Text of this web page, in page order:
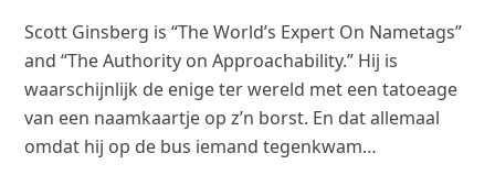
Scott Ginsberg is “The World’s Expert On Nametags”
and “The Authority on Approachability.” Hij is
waarschijnlijk de enige ter wereld met een tatoeage
van een naamkaartje op z’n borst. En dat allemaal
omdat hij op de bus iemand tegenkwam…